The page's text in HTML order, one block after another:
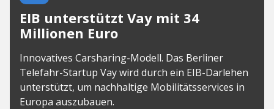
EIB unterstützt Vay mit 34
Millionen Euro
Innovatives Carsharing-Modell. Das Berliner
Telefahr-Startup Vay wird durch ein EIB-Darlehen
unterstützt, um nachhaltige Mobilitätsservices in
Europa auszubauen.